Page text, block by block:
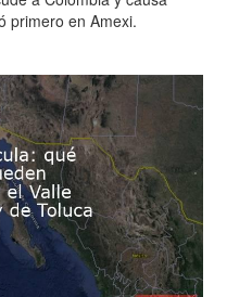
primero en Amexi.